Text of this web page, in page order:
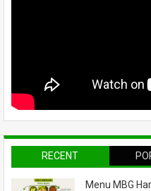
RECENT
Menu MBG